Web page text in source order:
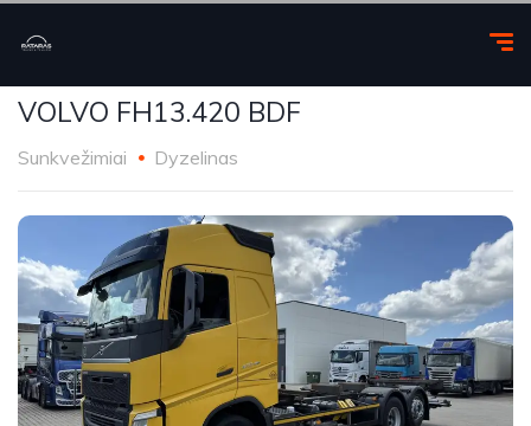
VOLVO FH13.420 BDF
Sunkvežimiai Dyzelinas